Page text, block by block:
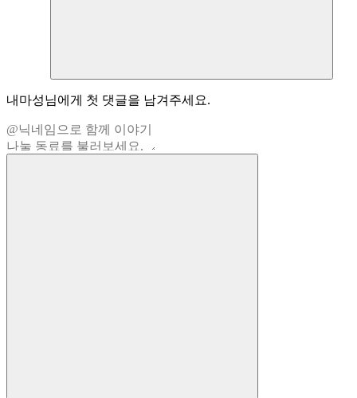
내마성님에게 첫 댓글을 남겨주세요.